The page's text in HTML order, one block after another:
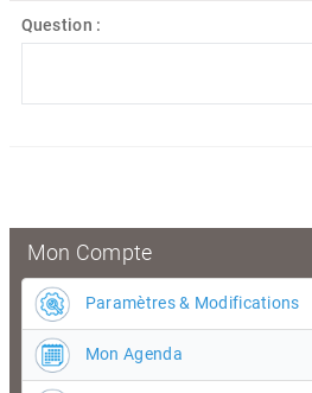
Question :
Mon Compte
Paramètres & Modifications
Mon Agenda